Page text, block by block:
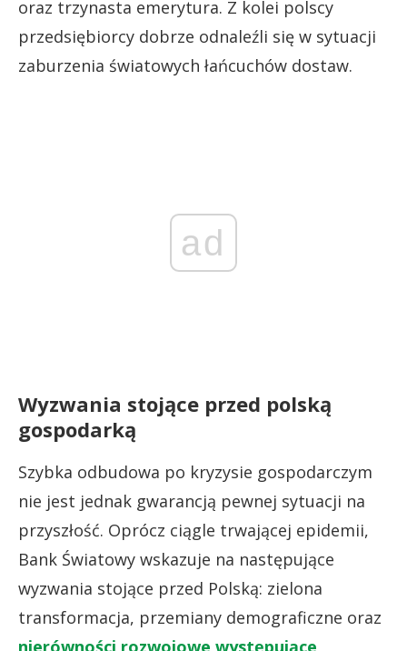
oraz trzynasta emerytura. Z kolei polscy
przedsiębiorcy dobrze odnaleźli się w sytuacji
zaburzenia światowych łańcuchów dostaw.
ad
Wyzwania stojące przed polską
gospodarką
Szybka odbudowa po kryzysie gospodarczym
nie jest jednak gwarancją pewnej sytuacji na
przyszłość. Oprócz ciągle trwającej epidemii,
Bank Światowy wskazuje na następujące
wyzwania stojące przed Polską: zielona
transformacja, przemiany demograficzne oraz
nierówności rozwojowe występujące